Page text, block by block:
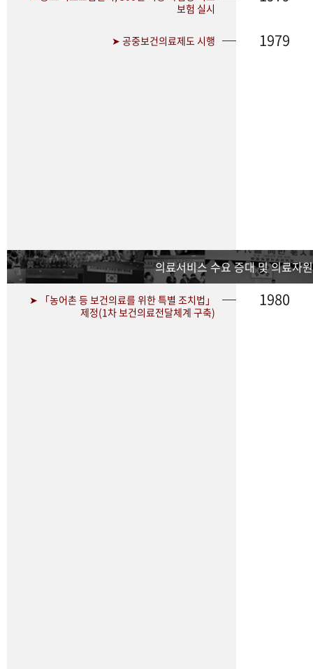
보험 실시
➤ 공중보건의료제도 시행 1979
의료서비스 수요 증대 및 의료자
➤ 「농어촌 등 보건의료를 위한 특별 조치법」
제정(1차 보건의료전달체계 구축)
1980